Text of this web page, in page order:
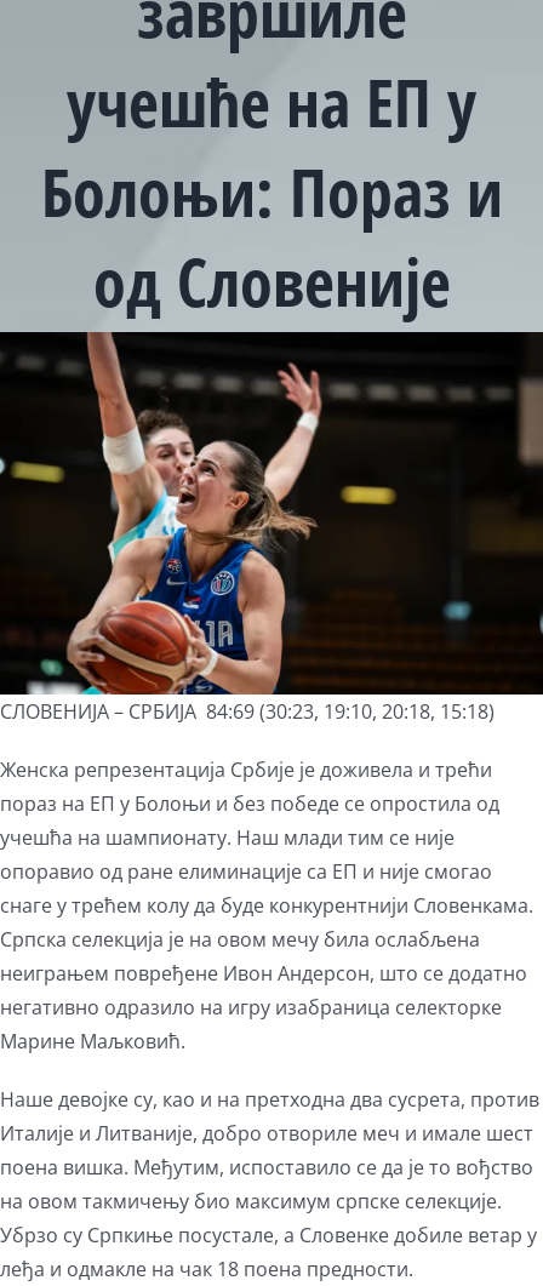
учешће на ЕП у
Болоњи: Пораз и
од Словеније
View
Larger
СЛОВЕНИЈА – СРБИЈА 84:69 (30:23, 19:10, 20:18, 15:18)
Женска репрезентација Србије је доживела и трећи
пораз на ЕП у Болоњи и без победе се опростила од
учешћа на шампионату. Наш млади тим се није
опоравио од ране елиминације са ЕП и није смогао
снаге у трећем колу да буде конкурентнији Словенкама.
Српска селекција је на овом мечу била ослабљена
неиграњем повређене Ивон Андерсон, што се додатно
негативно одразило на игру изабраница селекторке
Марине Маљковић.
Наше девојке су, као и на претходна два сусрета, против
Италије и Литваније, добро отвориле меч и имале шест
поена вишка. Међутим, испоставило се да је то вођство
на овом такмичењу био максимум српске селекције.
Убрзо су Српкиње посустале, а Словенке добиле ветар у
леђа и одмакле на чак 18 поена предности.